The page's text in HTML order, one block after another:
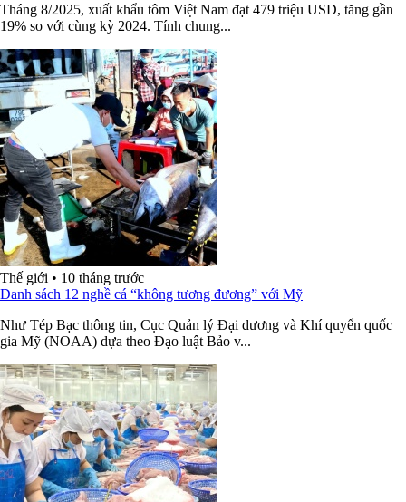
Tháng 8/2025, xuất khẩu tôm Việt Nam đạt 479 triệu USD, tăng gần
19% so với cùng kỳ 2024. Tính chung...
Thế giới • 10 tháng trước
Danh sách 12 nghề cá “không tương đương” với Mỹ
Như Tép Bạc thông tin, Cục Quản lý Đại dương và Khí quyển quốc
gia Mỹ (NOAA) dựa theo Đạo luật Bảo v...